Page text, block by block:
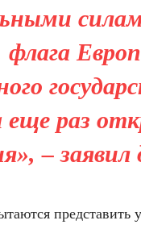
еще раз
–
представить